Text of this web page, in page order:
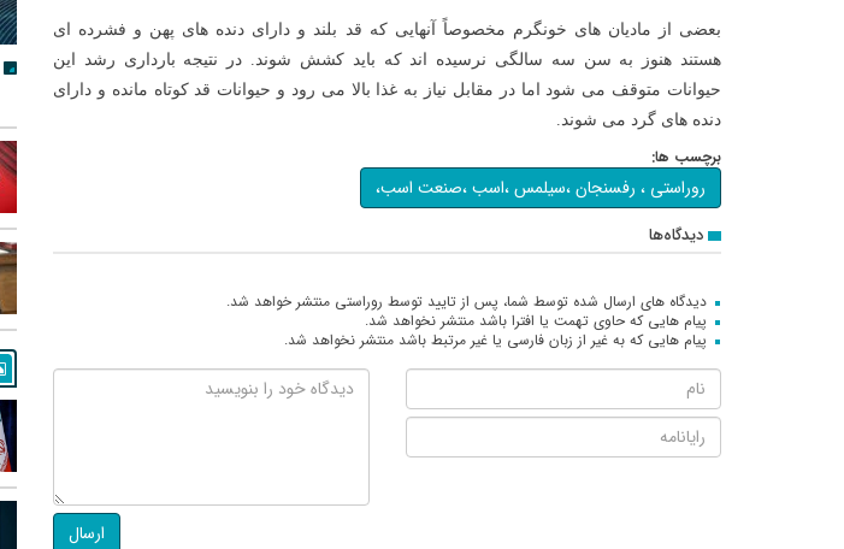
بعضی از مادیان های خونگرم مخصوصاً آنهایی که قد بلند و دارای دنده های پهن و فشرده ای
هستند هنوز به سن سه سالگی نرسیده اند که باید کشش شوند. در نتیجه بارداری رشد این
حیوانات متوقف می شود اما در مقابل نیاز به غذا بالا می رود و حیوانات قد کوتاه مانده و دارای
دنده های گرد می شوند.
برچسب ها:
روراستی ، رفسنجان ،سیلمس ،اسب ،صنعت اسب،
دیدگاه‌ها
دیدگاه های ارسال شده توسط شما، پس از تایید توسط روراستی منتشر خواهد شد.
پیام هایی که حاوی تهمت یا افترا باشد منتشر نخواهد شد.
پیام هایی که به غیر از زبان فارسی یا غیر مرتبط باشد منتشر نخواهد شد.
ارسال